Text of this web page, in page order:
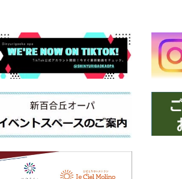
https://item.rakuten.co.jp/vin/tenjin-kouzan-
#高山烏龍茶
#台湾茶
#烏龍茶好き
#台湾高山茶
皆様のご来店をスタッフ一同、心よりお
#台湾小集
#アジア台湾物産専門店
#台湾グルメ